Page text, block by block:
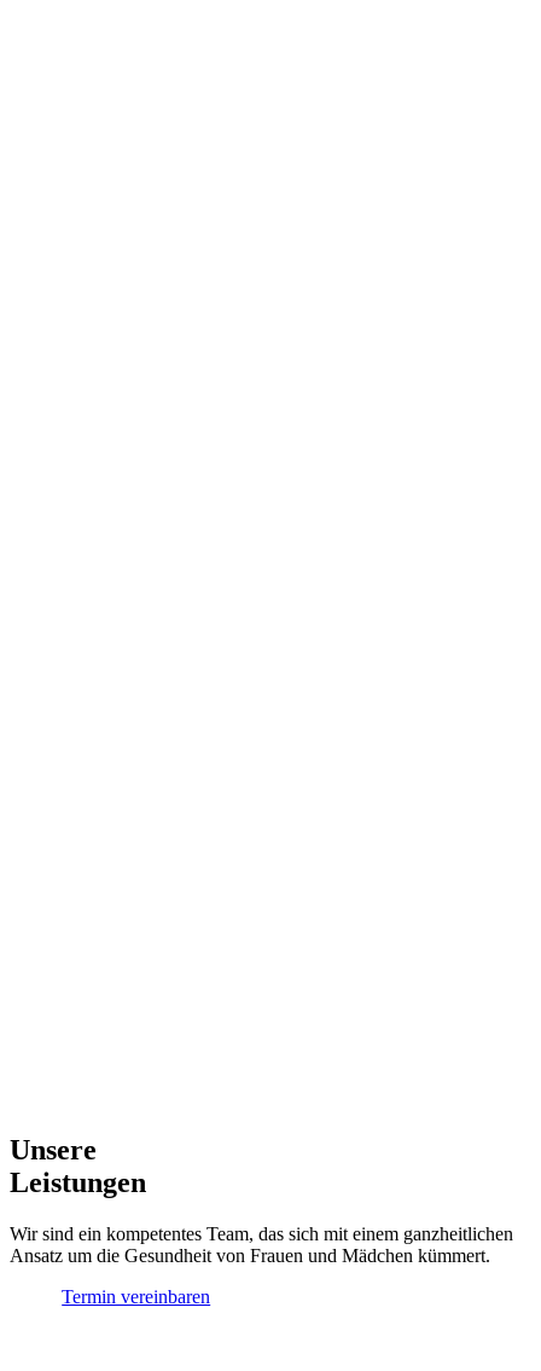
Unsere
Leistungen
Wir sind ein kompetentes Team, das sich mit einem ganzheitlichen
Ansatz um die Gesundheit von Frauen und Mädchen kümmert.
Termin vereinbaren